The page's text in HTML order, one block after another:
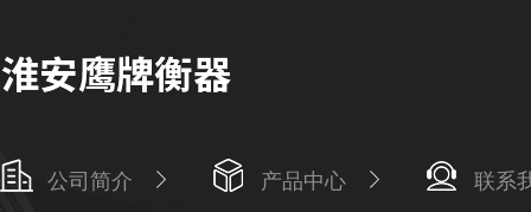
公司简介 产品中心 联系